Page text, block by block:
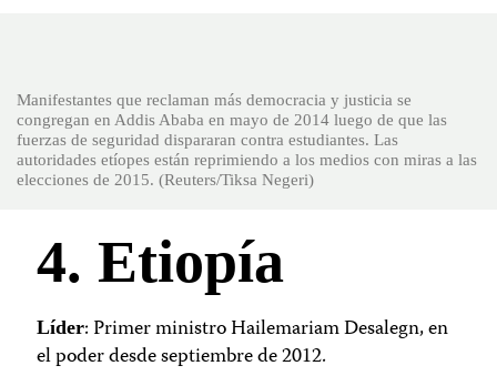
Manifestantes que reclaman más democracia y justicia se
congregan en Addis Ababa en mayo de 2014 luego de que las
fuerzas de seguridad dispararan contra estudiantes. Las
autoridades etíopes están reprimiendo a los medios con miras a las
elecciones de 2015. (Reuters/Tiksa Negeri)
4. Etiopía
Líder: Primer ministro Hailemariam Desalegn, en
el poder desde septiembre de 2012.